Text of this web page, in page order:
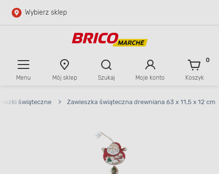
Przejdź do głównej zawartości
Wybierz sklep
Menu Mój sklep Szukaj Moje konto Koszyk
0
świąteczne > Zawieszka świąteczna drewniana 63 x 11,5 x 12 cm